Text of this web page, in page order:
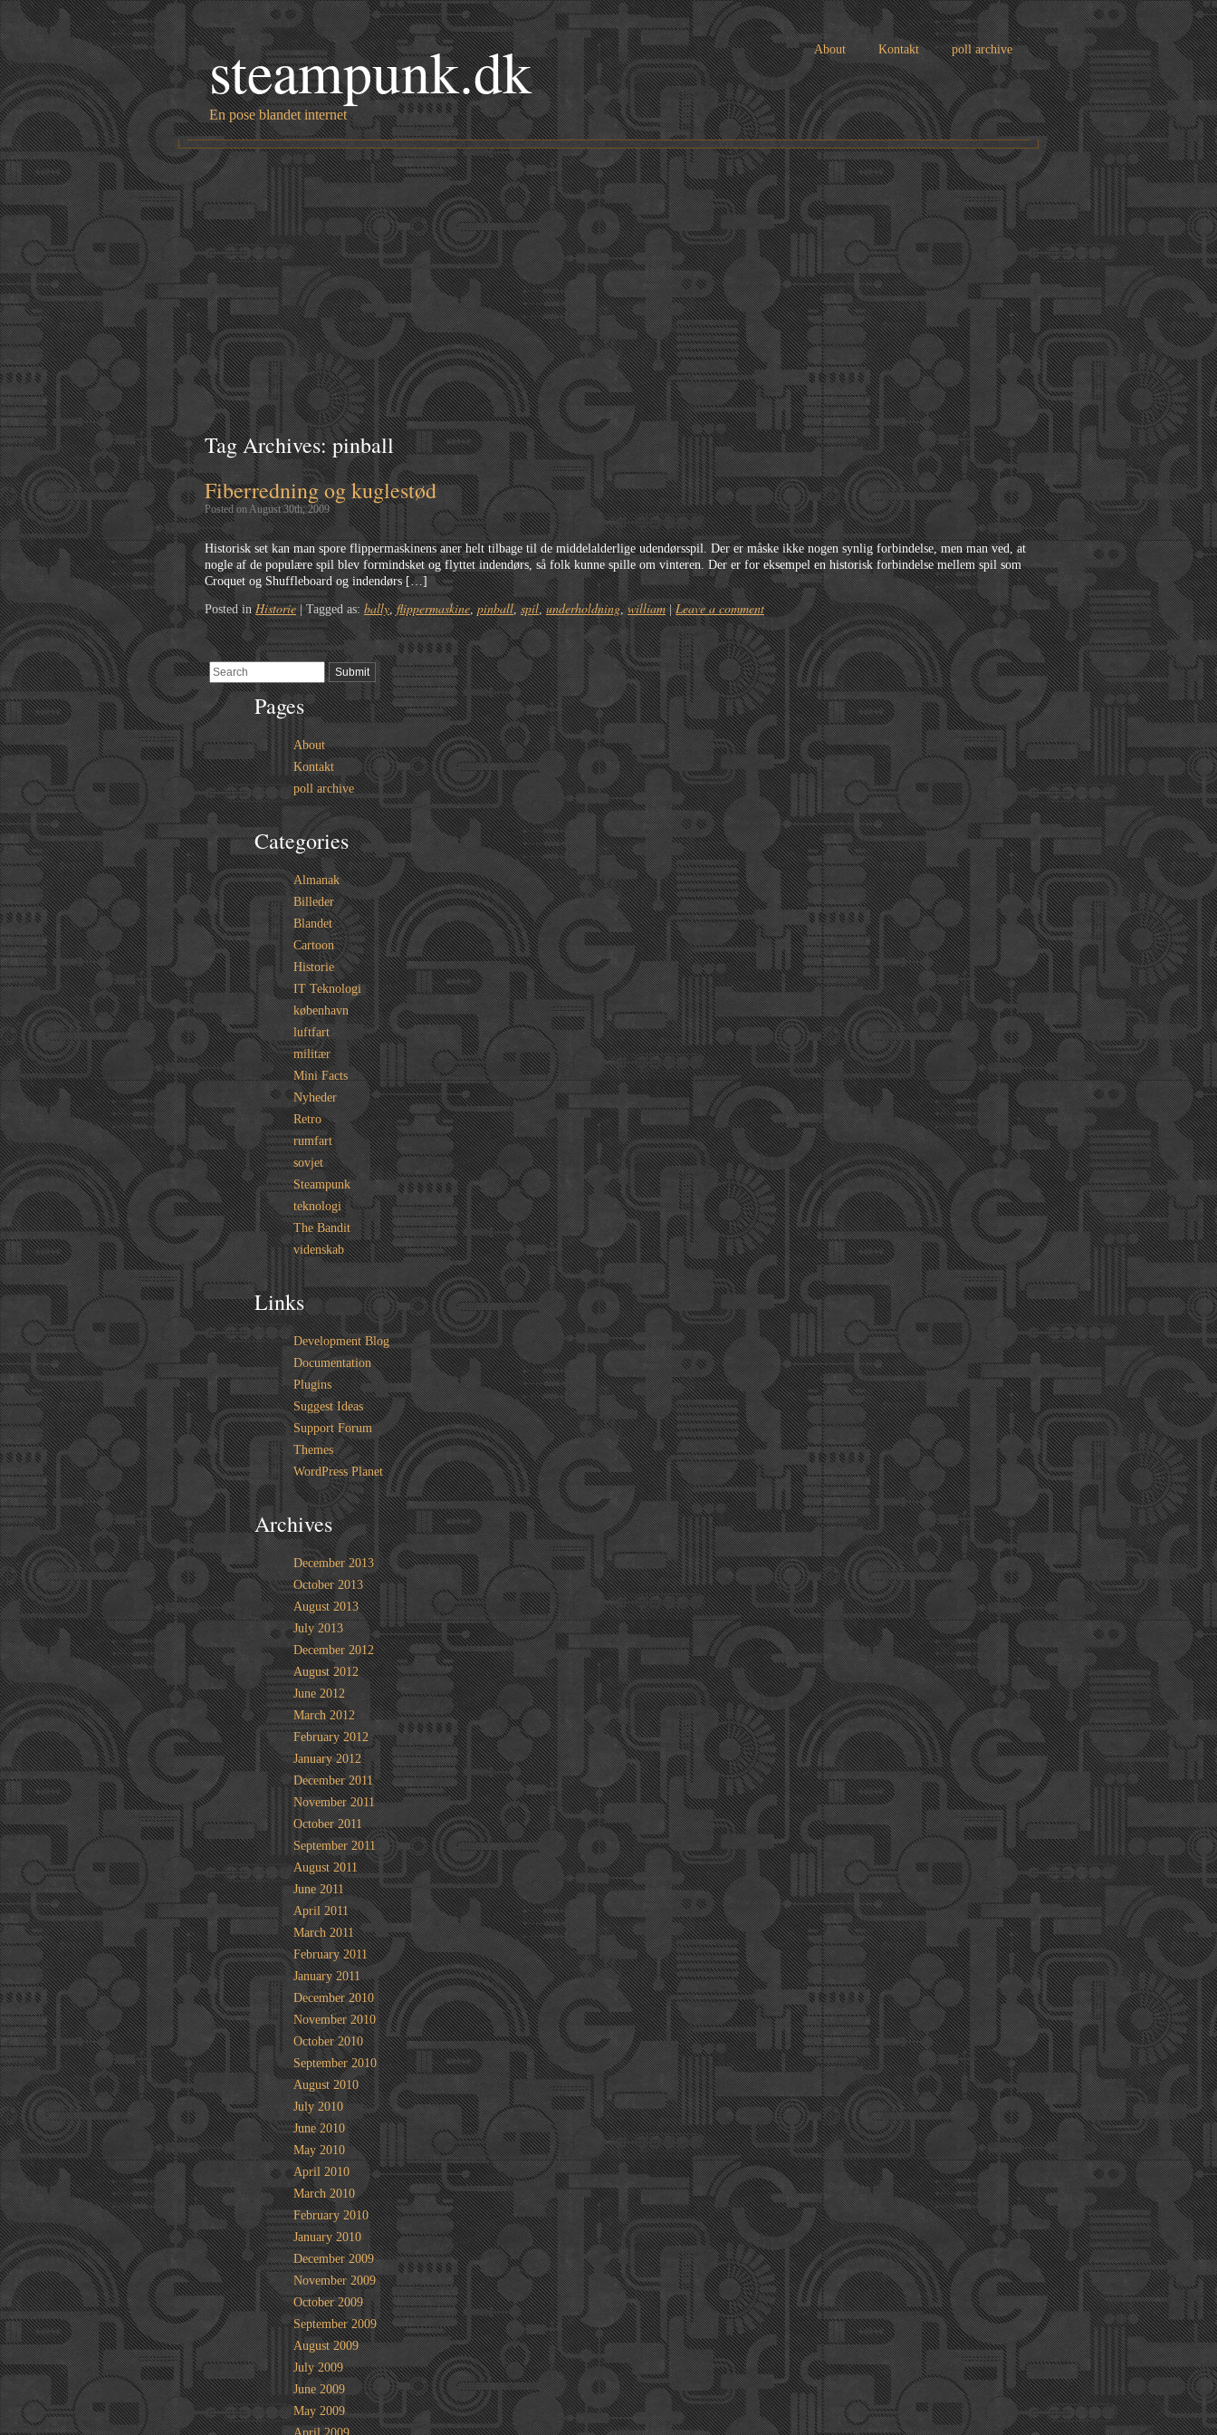
About Kontakt poll archive
steampunk.dk
En pose blandet internet
Tag Archives:pinball
Fiberredning og kuglestød
Posted on August 30th, 2009
Historisk set kan man spore flippermaskinens aner helt tilbage til de middelalderlige udendørsspil. Der er måske ikke nogen synlig forbindelse, men man ved, at
nogle af de populære spil blev formindsket og flyttet indendørs, så folk kunne spille om vinteren. Der er for eksempel en historisk forbindelse mellem spil som
Croquet og Shuffleboard og indendørs […]
Posted in Historie | Tagged as:bally,flippermaskine,pinball,spil,underholdning,william | Leave a comment
Pages
About
Kontakt
poll archive
Categories
Almanak
Billeder
Blandet
Cartoon
Historie
IT Teknologi
københavn
luftfart
militær
Mini Facts
Nyheder
Retro
rumfart
sovjet
Steampunk
teknologi
The Bandit
videnskab
Links
Development Blog
Documentation
Plugins
Suggest Ideas
Support Forum
Themes
WordPress Planet
Archives
December 2013
October 2013
August 2013
July 2013
December 2012
August 2012
June 2012
March 2012
February 2012
January 2012
December 2011
November 2011
October 2011
September 2011
August 2011
June 2011
April 2011
March 2011
February 2011
January 2011
December 2010
November 2010
October 2010
September 2010
August 2010
July 2010
June 2010
May 2010
April 2010
March 2010
February 2010
January 2010
December 2009
November 2009
October 2009
September 2009
August 2009
July 2009
June 2009
May 2009